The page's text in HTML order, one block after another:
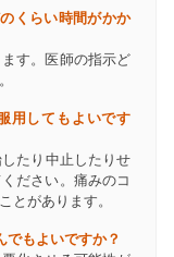
くらい時間がかか
す。医師の指示ど
用してもよいです
たり中止したりせ
ださい。痛みのコ
とがあります。
でもよいですか？